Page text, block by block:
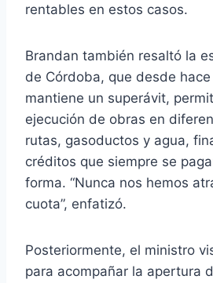
rentables en estos casos.
Brandan también resaltó la
de Córdoba, que desde
mantiene un superávit,
ejecución de obras en
rutas, gasoductos y agua,
créditos que siempre se
forma. “Nunca nos hemos
cuota”, enfatizó.
Posteriormente, el ministro
para acompañar la apertura